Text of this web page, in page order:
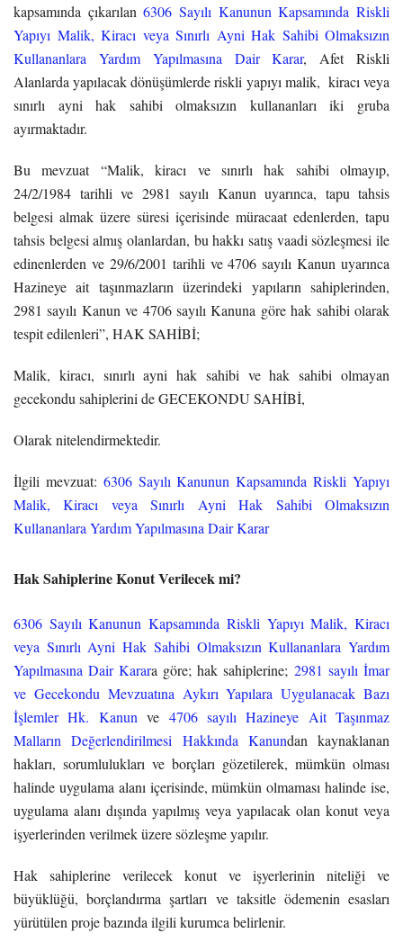
kapsamında çıkarılan6306 Sayılı Kanunun Kapsamında Riskli
Yapıyı Malik, Kiracı veya Sınırlı Ayni Hak Sahibi Olmaksızın
Kullananlara Yardım Yapılmasına Dair Karar, Afet Riskli
Alanlarda yapılacak dönüşümlerde riskli yapıyı malik, kiracı veya
sınırlı ayni hak sahibi olmaksızın kullananları iki gruba
ayırmaktadır.
Bu mevzuat “Malik, kiracı ve sınırlı hak sahibi olmayıp,
24/2/1984 tarihli ve 2981 sayılı Kanun uyarınca, tapu tahsis
belgesi almak üzere süresi içerisinde müracaat edenlerden, tapu
tahsis belgesi almış olanlardan, bu hakkı satış vaadi sözleşmesi ile
edinenlerden ve 29/6/2001 tarihli ve 4706 sayılı Kanun uyarınca
Hazineye ait taşınmazların üzerindeki yapıların sahiplerinden,
2981 sayılı Kanun ve 4706 sayılı Kanuna göre hak sahibi olarak
tespit edilenleri”, HAK SAHİBİ;
Malik, kiracı, sınırlı ayni hak sahibi ve hak sahibi olmayan
gecekondu sahiplerini de GECEKONDU SAHİBİ,
Olarak nitelendirmektedir.
İlgili mevzuat: 6306 Sayılı Kanunun Kapsamında Riskli Yapıyı
Malik, Kiracı veya Sınırlı Ayni Hak Sahibi Olmaksızın
Kullananlara Yardım Yapılmasına Dair Karar
Hak Sahiplerine Konut Verilecek mi?
6306 Sayılı Kanunun Kapsamında Riskli Yapıyı Malik, Kiracı
veya Sınırlı Ayni Hak Sahibi Olmaksızın Kullananlara Yardım
Yapılmasına Dair Karara göre; hak sahiplerine; 2981 sayılı İmar
ve Gecekondu Mevzuatına Aykırı Yapılara Uygulanacak Bazı
İşlemler Hk. Kanun ve 4706 sayılı Hazineye Ait Taşınmaz
Malların Değerlendirilmesi Hakkında Kanundan kaynaklanan
hakları, sorumlulukları ve borçları gözetilerek, mümkün olması
halinde uygulama alanı içerisinde, mümkün olmaması halinde ise,
uygulama alanı dışında yapılmış veya yapılacak olan konut veya
işyerlerinden verilmek üzere sözleşme yapılır.
Hak sahiplerine verilecek konut ve işyerlerinin niteliği ve
büyüklüğü, borçlandırma şartları ve taksitle ödemenin esasları
yürütülen proje bazında ilgili kurumca belirlenir.